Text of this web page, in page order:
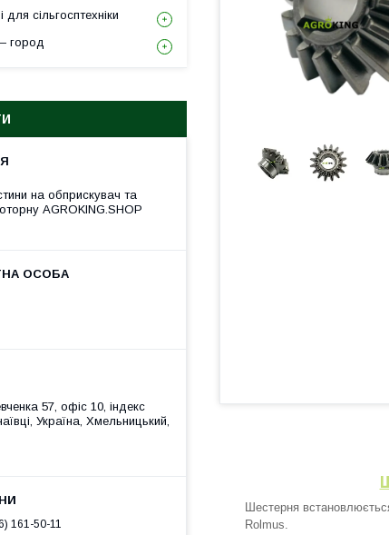
Шестерня
Rolmus.
для сільгосптехніки
город
на обприскувач та
AGROKING.SHOP
57, офіс 10, індекс
Україна, Хмельницький,
161-50-11